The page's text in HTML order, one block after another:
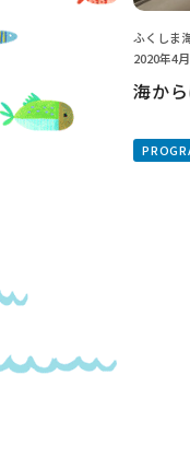
ふくしま
2020年4
海か